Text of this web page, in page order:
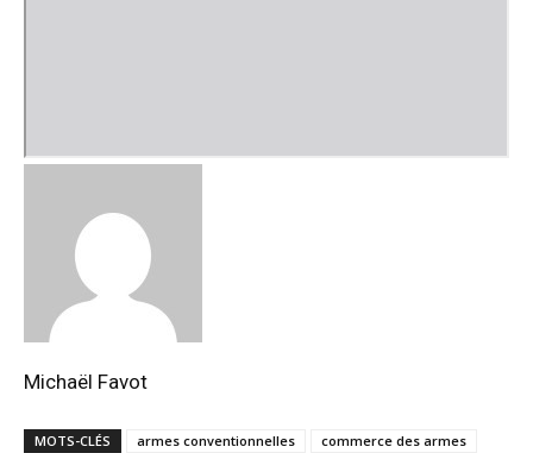
Michaël Favot
MOTS-CLÉS armes conventionnelles
commerce des armes